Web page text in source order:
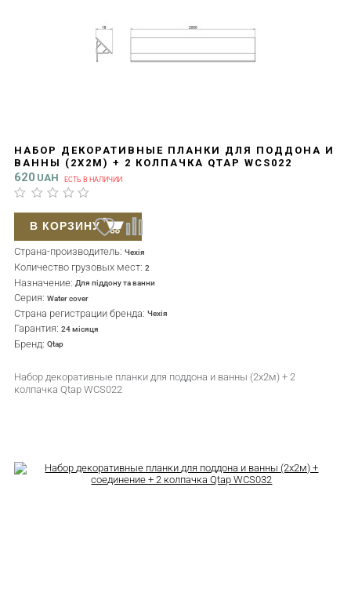
НАБОР ДЕКОРАТИВНЫЕ ПЛАНКИ ДЛЯ ПОДДОНА И
ВАННЫ (2X2М) + 2 КОЛПАЧКА QTAP WCS022
620 UAH ЕСТЬ В НАЛИЧИИ
Страна-производитель: Чехія
Количество грузовых мест: 2
Назначение: Для піддону та ванни
Серия: Water cover
Страна регистрации бренда: Чехія
Гарантия: 24 місяця
Бренд: Qtap
Набор декоративные планки для поддона и ванны (2x2м) + 2
колпачка Qtap WCS022
В КОРЗИНУ